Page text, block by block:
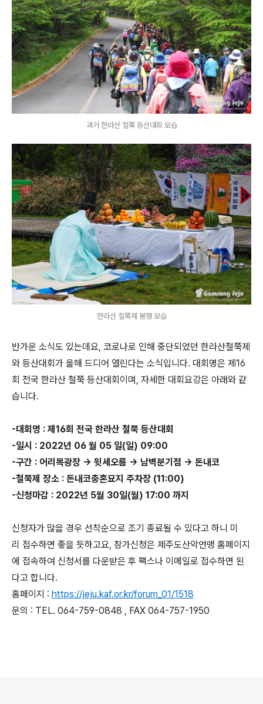
과거 한라산 철쭉 등산대회 모습
한라산 철쭉제 봉행 모습
반가운 소식도 있는데요, 코로나로 인해 중단되었던 한라산철쭉제
와 등산대회가 올해 드디어 열린다는 소식입니다. 대회명은 제16
회 전국 한라산 철쭉 등산대회이며, 자세한 대회요강은 아래와 같
습니다.
-대회명 : 제16회 전국 한라산 철쭉 등산대회
-일시 : 2022년 06 월 05 일(일) 09:00
-구간 : 어리목광장 → 윗세오름 → 남벽분기점 → 돈내코
-철쭉제 장소 : 돈내코충혼묘지 주차장 (11:00)
-신청마감 : 2022년 5월 30일(월) 17:00 까지
신청자가 많을 경우 선착순으로 조기 종료될 수 있다고 하니 미
리 접수하면 좋을 듯하고요, 참가신청은 제주도산악연맹 홈페이지
에 접속하여 신청서를 다운받은 후 팩스나 이메일로 접수하면 된
다고 합니다.
홈페이지 : https://jeju.kaf.or.kr/forum_01/1518
문의 : TEL. 064-759-0848 , FAX 064-757-1950